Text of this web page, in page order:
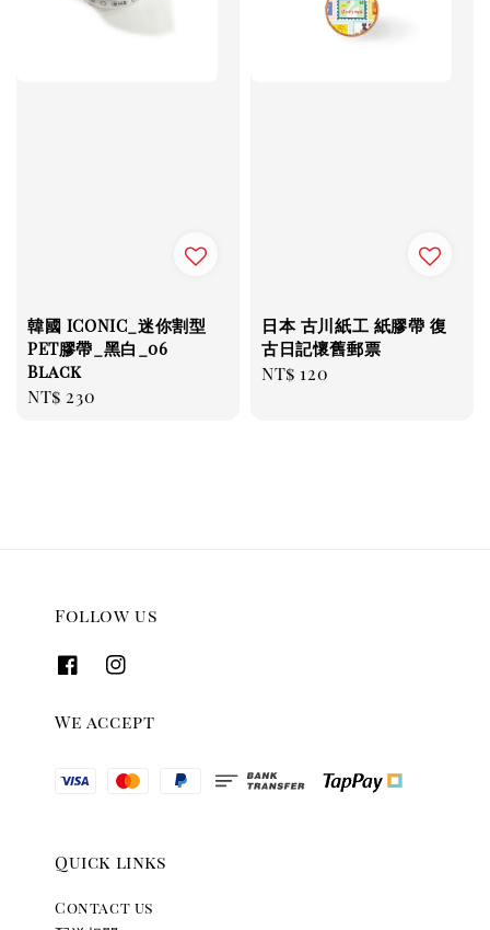
韓國 ICONIC_迷你割型
PET膠帶_黑白_06
Black
Regular
NT$ 230
日本 古川紙工 紙膠帶 復
古日記懷舊郵票
Regular
NT$ 120
Follow us
We accept
Quick links
Contact us